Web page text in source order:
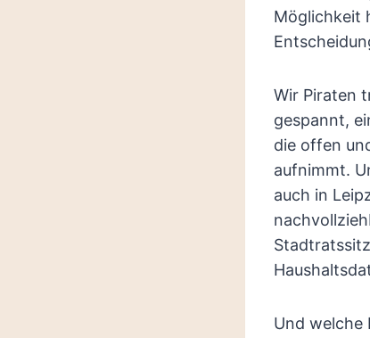
Möglichkeit
Wir Piraten
gespannt,
die offen
aufnimmt.
auch in
Und welche